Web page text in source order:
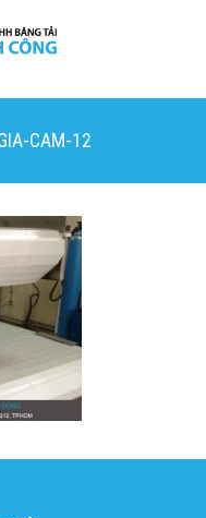
CAM-12